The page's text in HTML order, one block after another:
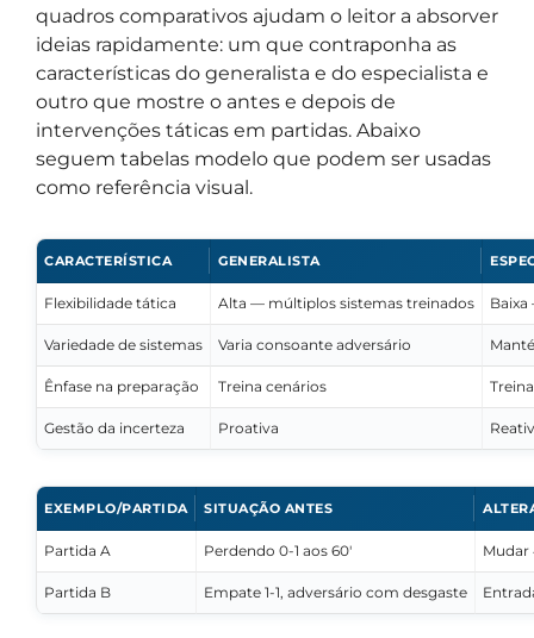
quadros comparativos ajudam o leitor a absorver
ideias rapidamente: um que contraponha as
características do generalista e do especialista e
outro que mostre o antes e depois de
intervenções táticas em partidas. Abaixo
seguem tabelas modelo que podem ser usadas
como referência visual.
CARACTERÍSTICA GENERALISTA
Flexibilidade tática Alta — múltiplos sistemas treinados
Variedade de sistemas Varia consoante adversário
Ênfase na preparação Treina cenários
Gestão da incerteza Proativa
EXEMPLO/PARTIDA SITUAÇÃO ANTES
Partida A Perdendo 0-1 aos 60′ Mudar
Partida B Empate 1-1, adversário com desgaste